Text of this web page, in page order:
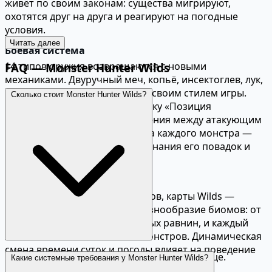
живёт по своим законам: существа мигрируют,
охотятся друг на друга и реагируют на погодные
условия.
Боевая система
14 типов оружия возвращаются с новыми
механиками. Двуручный меч, копьё, инсектоглев, лук,
рогатка и другие — каждый со своим стилем игры.
Wilds добавляет новую механику «Позиция
концентрации» для переключения между атакующим
и защитным стилями. Охота на каждого монстра —
уникальный бой, требующий знания его повадок и
слабых мест.
Открытый бесшовный мир
В отличие от предшественников, карты Wilds —
бесшовные и масштабные. Разнообразие биомов: от
засушливых пустынь до зелёных равнин, и каждый
населён своей экосистемой монстров. Динамическая
смена времени суток и погоды влияет на поведение
монстров и доступность ресурсов.
Читать далее
FAQ — Monster Hunter Wilds
Сколько стоит Monster Hunter Wilds?
Актуальная цена указана на данной странице.
Какие системные требования у Monster Hunter Wilds?